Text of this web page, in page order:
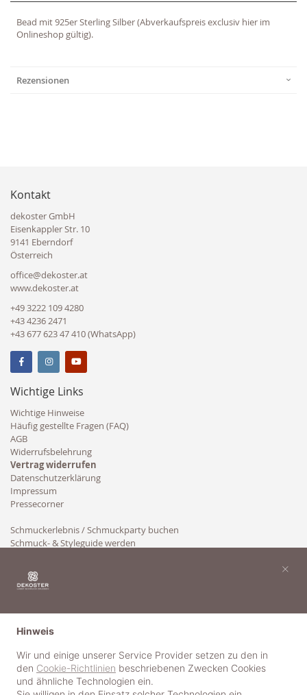
Bead mit 925er Sterling Silber (Abverkaufspreis exclusiv hier im
Onlineshop gültig).
Rezensionen
Kontakt
dekoster GmbH
Eisenkappler Str. 10
9141 Eberndorf
Österreich
office@dekoster.at
www.dekoster.at
+49 3222 109 4280
+43 4236 2471
+43 677 623 47 410 (WhatsApp)
Wichtige Links
Wichtige Hinweise
Häufig gestellte Fragen (FAQ)
AGB
Widerrufsbelehrung
Vertrag widerrufen
Datenschutzerklärung
Impressum
Pressecorner
Schmuckerlebnis / Schmuckparty buchen
Schmuck- & Styleguide werden
Hinweis
Wir und einige unserer Service Provider setzen zu den in
den Cookie-Richtlinien beschriebenen Zwecken Cookies
und ähnliche Technologien ein.
×